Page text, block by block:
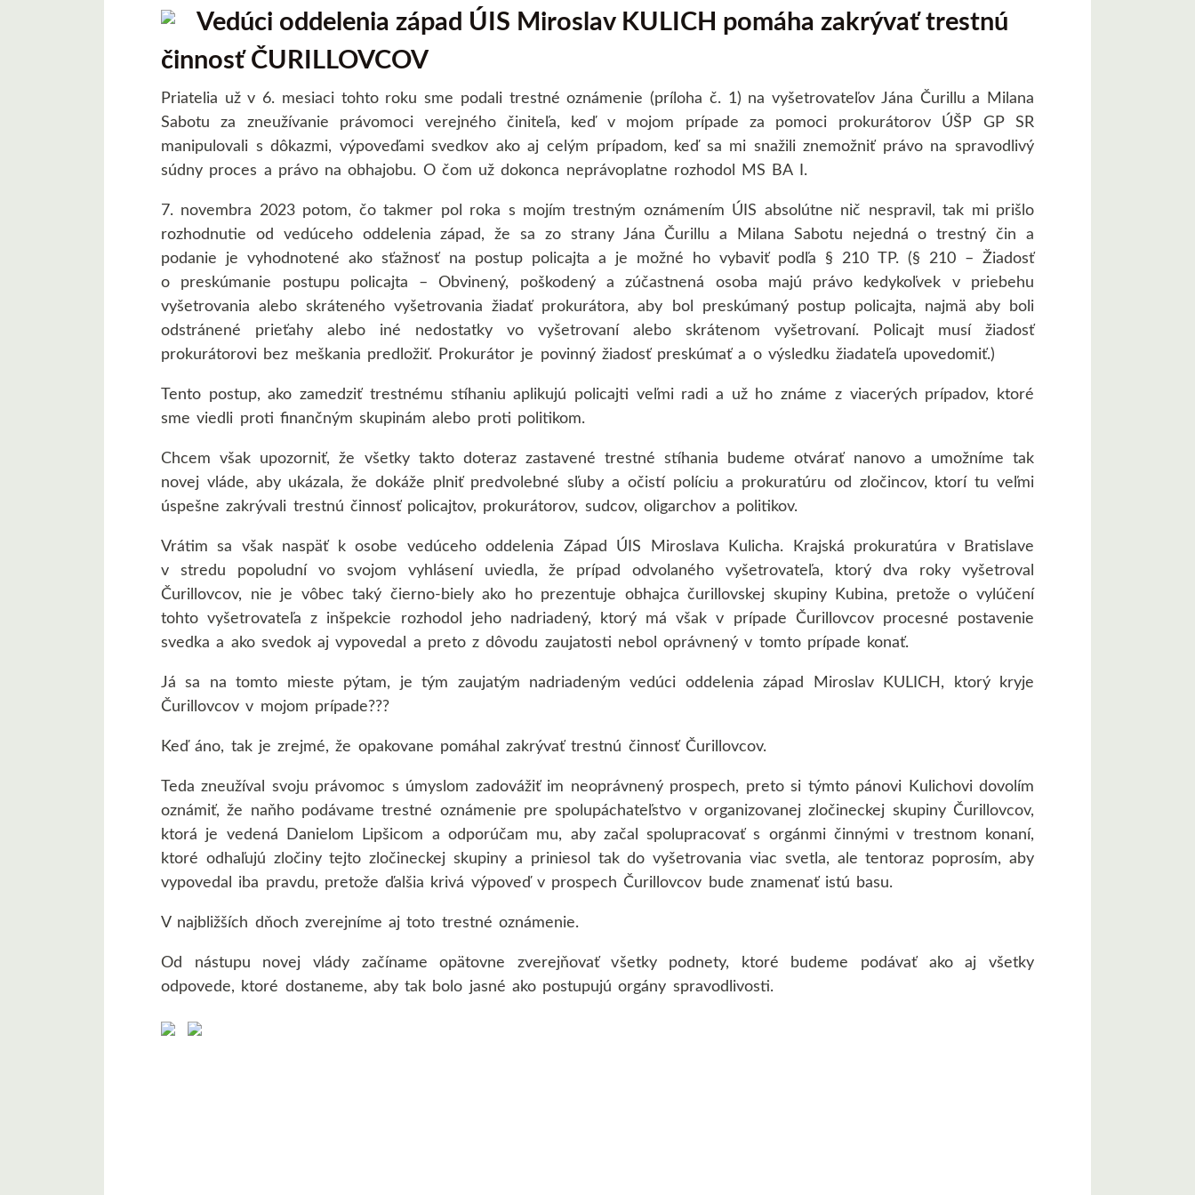
Vedúci oddelenia západ ÚIS Miroslav KULICH pomáha zakrývať trestnú
činnosť ČURILLOVCOV
Priatelia už v 6. mesiaci tohto roku sme podali trestné oznámenie (príloha č. 1) na vyšetrovateľov Jána Čurillu a Milana
Sabotu za zneužívanie právomoci verejného činiteľa, keď v mojom prípade za pomoci prokurátorov ÚŠP GP SR
manipulovali s dôkazmi, výpoveďami svedkov ako aj celým prípadom, keď sa mi snažili znemožniť právo na spravodlivý
súdny proces a právo na obhajobu. O čom už dokonca neprávoplatne rozhodol MS BA I.
7. novembra 2023 potom, čo takmer pol roka s mojím trestným oznámením ÚIS absolútne nič nespravil, tak mi prišlo
rozhodnutie od vedúceho oddelenia západ, že sa zo strany Jána Čurillu a Milana Sabotu nejedná o trestný čin a
podanie je vyhodnotené ako sťažnosť na postup policajta a je možné ho vybaviť podľa § 210 TP. (§ 210 – Žiadosť
o preskúmanie postupu policajta – Obvinený, poškodený a zúčastnená osoba majú právo kedykoľvek v priebehu
vyšetrovania alebo skráteného vyšetrovania žiadať prokurátora, aby bol preskúmaný postup policajta, najmä aby boli
odstránené prieťahy alebo iné nedostatky vo vyšetrovaní alebo skrátenom vyšetrovaní. Policajt musí žiadosť
prokurátorovi bez meškania predložiť. Prokurátor je povinný žiadosť preskúmať a o výsledku žiadateľa upovedomiť.)
Tento postup, ako zamedziť trestnému stíhaniu aplikujú policajti veľmi radi a už ho známe z viacerých prípadov, ktoré
sme viedli proti finančným skupinám alebo proti politikom.
Chcem však upozorniť, že všetky takto doteraz zastavené trestné stíhania budeme otvárať nanovo a umožníme tak
novej vláde, aby ukázala, že dokáže plniť predvolebné sľuby a očistí políciu a prokuratúru od zločincov, ktorí tu veľmi
úspešne zakrývali trestnú činnosť policajtov, prokurátorov, sudcov, oligarchov a politikov.
Vrátim sa však naspäť k osobe vedúceho oddelenia Západ ÚIS Miroslava Kulicha. Krajská prokuratúra v Bratislave
v stredu popoludní vo svojom vyhlásení uviedla, že prípad odvolaného vyšetrovateľa, ktorý dva roky vyšetroval
Čurillovcov, nie je vôbec taký čierno-biely ako ho prezentuje obhajca čurillovskej skupiny Kubina, pretože o vylúčení
tohto vyšetrovateľa z inšpekcie rozhodol jeho nadriadený, ktorý má však v prípade Čurillovcov procesné postavenie
svedka a ako svedok aj vypovedal a preto z dôvodu zaujatosti nebol oprávnený v tomto prípade konať.
Já sa na tomto mieste pýtam, je tým zaujatým nadriadeným vedúci oddelenia západ Miroslav KULICH, ktorý kryje
Čurillovcov v mojom prípade???
Keď áno, tak je zrejmé, že opakovane pomáhal zakrývať trestnú činnosť Čurillovcov.
Teda zneužíval svoju právomoc s úmyslom zadovážiť im neoprávnený prospech, preto si týmto pánovi Kulichovi dovolím
oznámiť, že naňho podávame trestné oznámenie pre spolupáchateľstvo v organizovanej zločineckej skupiny Čurillovcov,
ktorá je vedená Danielom Lipšicom a odporúčam mu, aby začal spolupracovať s orgánmi činnými v trestnom konaní,
ktoré odhaľujú zločiny tejto zločineckej skupiny a priniesol tak do vyšetrovania viac svetla, ale tentoraz poprosím, aby
vypovedal iba pravdu, pretože ďalšia krivá výpoveď v prospech Čurillovcov bude znamenať istú basu.
V najbližších dňoch zverejníme aj toto trestné oznámenie.
Od nástupu novej vlády začíname opätovne zverejňovať všetky podnety, ktoré budeme podávať ako aj všetky
odpovede, ktoré dostaneme, aby tak bolo jasné ako postupujú orgány spravodlivosti.